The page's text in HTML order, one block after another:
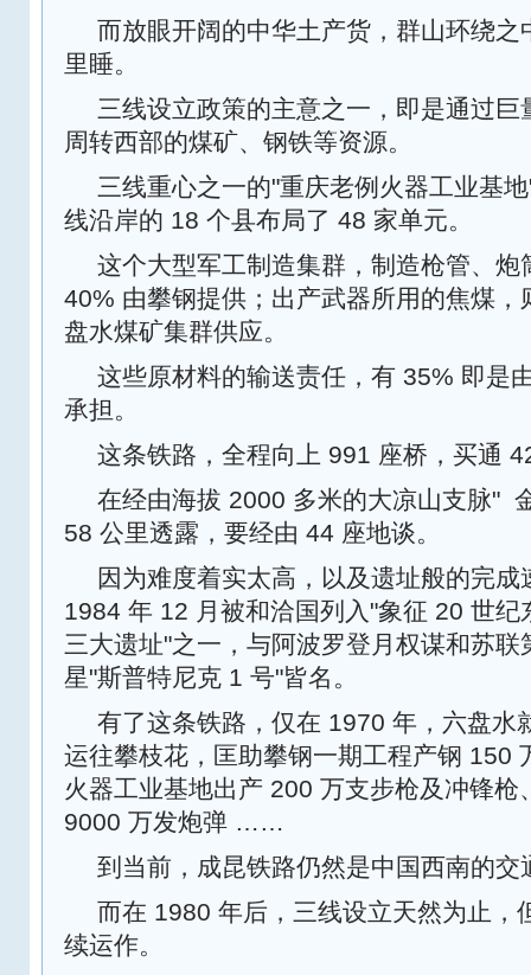
而放眼开阔的中华土产货，群山环绕之
里睡。
三线设立政策的主意之一，即是通过巨
周转西部的煤矿、钢铁等资源。
三线重心之一的"重庆老例火器工业基
线沿岸的 18 个县布局了 48 家单元。
这个大型军工制造集群，制造枪管、炮
40% 由攀钢提供；出产武器所用的焦煤，
盘水煤矿集群供应。
这些原材料的输送责任，有 35% 即是
承担。
这条铁路，全程向上 991 座桥，买通
在经由海拔 2000 多米的大凉山支脉"
58 公里透露，要经由 44 座地谈。
因为难度着实太高，以及遗址般的完成
1984 年 12 月被和洽国列入"象征 20 世纪
三大遗址"之一，与阿波罗登月权谋和苏联
星"斯普特尼克 1 号"皆名。
有了这条铁路，仅在 1970 年，六盘水
运往攀枝花，匡助攀钢一期工程产钢 150
火器工业基地出产 200 万支步枪及冲锋枪
9000 万发炮弹 ……
到当前，成昆铁路仍然是中国西南的交
而在 1980 年后，三线设立天然为止，
续运作。